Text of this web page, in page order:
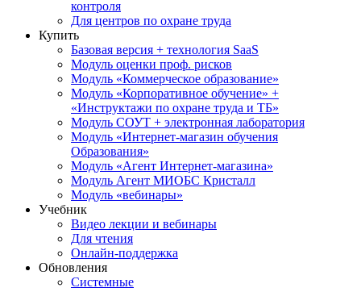
контроля
Для центров по охране труда
Купить
Базовая версия + технология SaaS
Модуль оценки проф. рисков
Модуль «Коммерческое образование»
Модуль «Корпоративное обучение» +
«Инструктажи по охране труда и ТБ»
Модуль СОУТ + электронная лаборатория
Модуль «Интернет-магазин обучения
Образования»
Модуль «Агент Интернет-магазина»
Модуль Агент МИОБС Кристалл
Модуль «вебинары»
Учебник
Видео лекции и вебинары
Для чтения
Онлайн-поддержка
Обновления
Системные